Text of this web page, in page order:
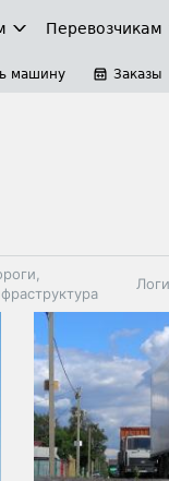
Перевозчикам
машину Заказы
Автосервис,
запчасти,